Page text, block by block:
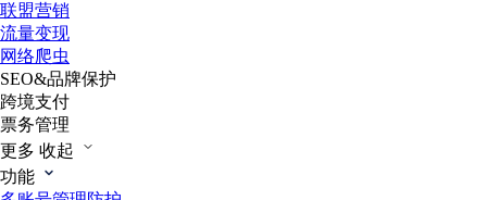
联盟营销
流量变现
网络爬虫
SEO&品牌保护
跨境支付
票务管理
更多 收起
功能